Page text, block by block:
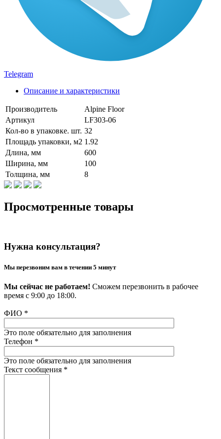
Telegram
Описание и характеристики
Производитель
Alpine Floor
Артикул
LF303-06
Кол-во в упаковке. шт. 32
Площадь упаковки, м2 1.92
Длина, мм
600
Ширина, мм
100
Толщина, мм
8
Просмотренные товары
Нужна консультация?
Мы перезвоним вам в течении 5 минут
Мы сейчас не работаем! Сможем перезвонить в рабочее
время с 9:00 до 18:00.
ФИО *
Это поле обязательно для заполнения
Телефон *
Это поле обязательно для заполнения
Текст сообщения *